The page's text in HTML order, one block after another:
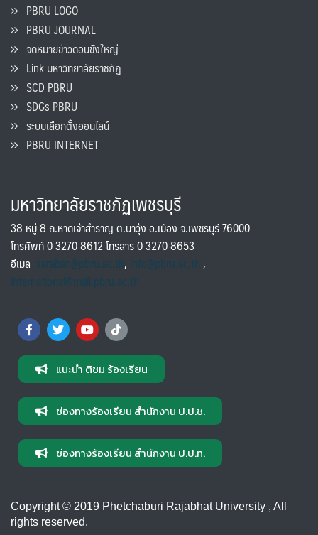
PBRU LOGO
PBRU JOURNAL
จดหมายข่าวดอนขังใหญ่
Link มหาวิทยาลัยราชภัฏ
SCD PBRU
SDGs PBRU
ระบบเลือกตั้งออนไลน์
PBRU INTERNET
มหาวิทยาลัยราชภัฏเพชรบุรี
38 หมู่ 8 ถ.หาดเจ้าสำราญ ต.นาวุ้ง อ.เมือง จ.เพชรบุรี 76000
โทรศัพท์ 0 3270 8612 โทรสาร 0 3270 8653
อีเมล saraban@pbru.ac.th, info@pbru.ac.th,
international@mail.pbru.ac.th
แนะนำ ติชม ร้องเรียน
ช่องทางร้องเรียน สำนักงาน ป.ป.ช.
ช่องทางร้องเรียน สำนักงาน ป.ป.ท.
Copyright © 2019 Phetchaburi Rajabhat University , All
rights reserved.